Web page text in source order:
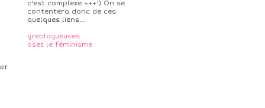
c'est complexe +++!) On se
contentera donc de ces
quelques liens...
greblogueuses
osez le féminisme